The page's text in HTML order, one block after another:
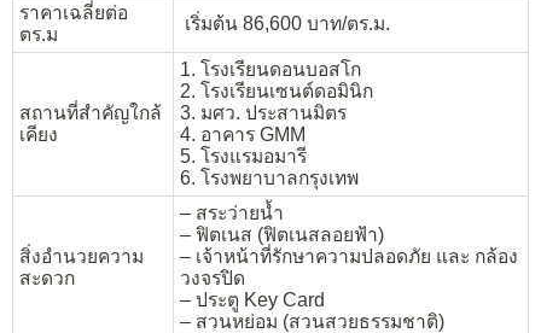
ราคาเฉลี่ยต่อ
ตร.ม
เริ่มต้น 86,600 บาท/ตร.ม.
สถานที่สำคัญใกล้
เคียง
1. โรงเรียนดอนบอสโก
2. โรงเรียนเซนต์ดอมินิก
3. มศว. ประสานมิตร
4. อาคาร GMM
5. โรงแรมอมารี
6. โรงพยาบาลกรุงเทพ
สิ่งอำนวยความ
สะดวก
– สระว่ายน้ำ
– ฟิตเนส (ฟิตเนสลอยฟ้า)
– เจ้าหน้าที่รักษาความปลอดภัย และ กล้อง
วงจรปิด
– ประตู Key Card
– สวนหย่อม (สวนสวยธรรมชาติ)